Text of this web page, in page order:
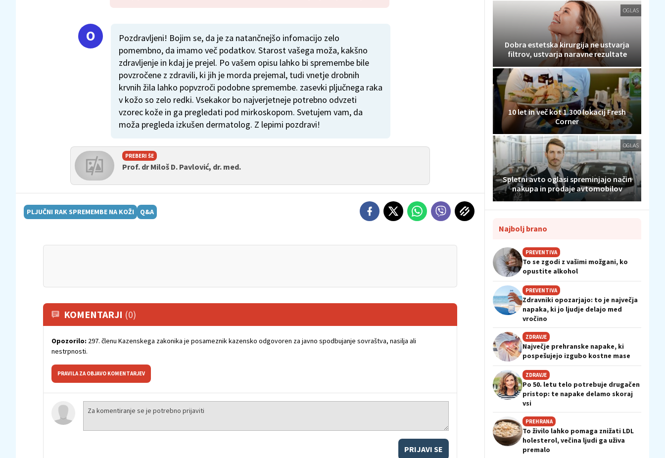
Pozdravljeni! Bojim se, da je za natančnejšo infomacijo zelo
pomembno, da imamo več podatkov. Starost vašega moža, kakšno
zdravljenje in kdaj je prejel. Po vašem opisu lahko bi spremembe bile
povzročene z zdravili, ki jih je morda prejemal, tudi vnetje drobnih
krvnih žila lahko popvzroči podobne spremembe. zasevki pljučnega raka
v kožo so zelo redki. Vsekakor bo najverjetneje potrebno odvzeti
vzorec kože in ga pregledati pod mirkoskopom. Svetujem vam, da
moža pregleda izkušen dermatolog. Z lepimi pozdravi!
PREBERI ŠE
Prof. dr Miloš D. Pavlović, dr. med.
PLJUČNI RAK SPREMEMBE NA KOŽI Q&A
KOMENTARJI (0)
Opozorilo: 297. členu Kazenskega zakonika je posameznik kazensko odgovoren za javno spodbujanje sovraštva, nasilja ali
nestrpnosti.
PRAVILA ZA OBJAVO KOMENTARJEV
PRIJAVI SE
OGLAS
Dobra estetska kirurgija ne ustvarja
filtrov, ustvarja naravne rezultate
10 let in več kot 1.300 lokacij Fresh
Corner
OGLAS
Spletni avto oglasi spreminjajo način
nakupa in prodaje avtomobilov
Najbolj brano
PREVENTIVA
To se zgodi z vašimi možgani, ko
opustite alkohol
PREVENTIVA
Zdravniki opozarjajo: to je največja
napaka, ki jo ljudje delajo med
vročino
ZDRAVJE
Največje prehranske napake, ki
pospešujejo izgubo kostne mase
ZDRAVJE
Po 50. letu telo potrebuje drugačen
pristop: te napake delamo skoraj
vsi
PREHRANA
To živilo lahko pomaga znižati LDL
holesterol, večina ljudi ga uživa
premalo